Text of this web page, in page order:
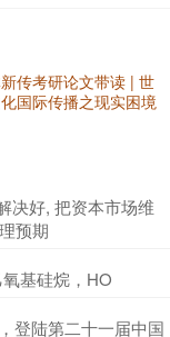
传考研论文带读 | 世
国际传播之现实困境
决好, 把资本市场维
预期
基硅烷，HO
登陆第二十一届中国